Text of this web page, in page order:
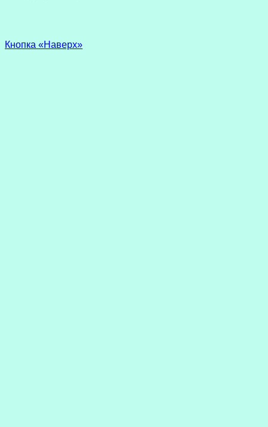
Кнопка «Наверх»